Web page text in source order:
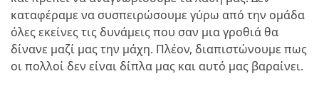
καταφέραμε να συσπειρώσουμε γύρω από την ομάδα
όλες εκείνες τις δυνάμεις που σαν μια γροθιά θα
δίνανε μαζί μας την μάχη. Πλέον, διαπιστώνουμε πως
οι πολλοί δεν είναι δίπλα μας και αυτό μας βαραίνει.